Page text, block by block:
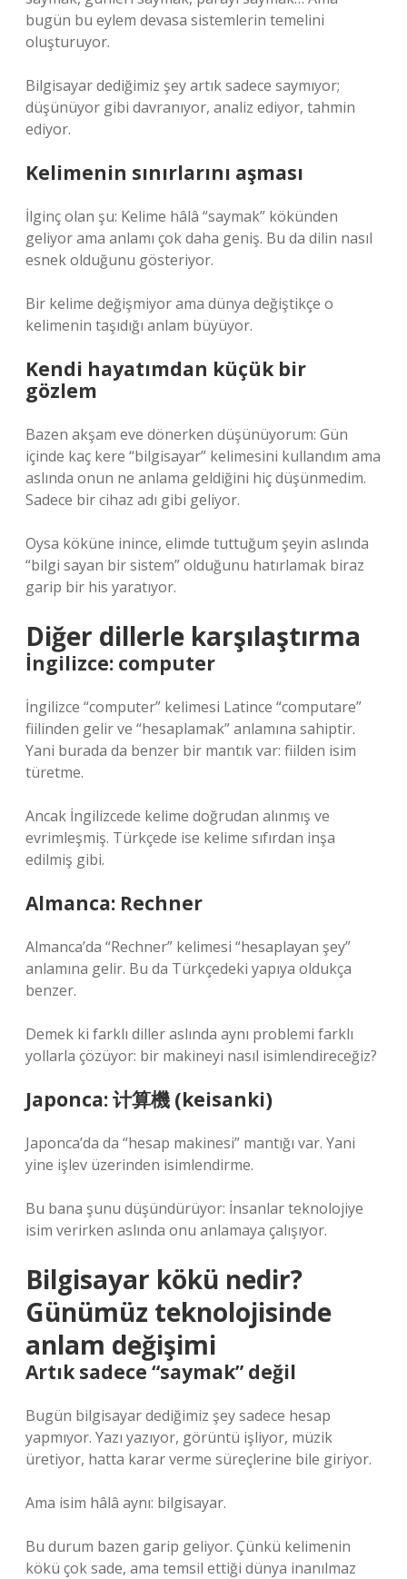
bugün bu eylem devasa sistemlerin temelini
oluşturuyor.
Bilgisayar dediğimiz şey artık sadece saymıyor;
düşünüyor gibi davranıyor, analiz ediyor, tahmin
ediyor.
Kelimenin sınırlarını aşması
İlginç olan şu: Kelime hâlâ “saymak” kökünden
geliyor ama anlamı çok daha geniş. Bu da dilin nasıl
esnek olduğunu gösteriyor.
Bir kelime değişmiyor ama dünya değiştikçe o
kelimenin taşıdığı anlam büyüyor.
Kendi hayatımdan küçük bir
gözlem
Bazen akşam eve dönerken düşünüyorum: Gün
içinde kaç kere “bilgisayar” kelimesini kullandım ama
aslında onun ne anlama geldiğini hiç düşünmedim.
Sadece bir cihaz adı gibi geliyor.
Oysa köküne inince, elimde tuttuğum şeyin aslında
“bilgi sayan bir sistem” olduğunu hatırlamak biraz
garip bir his yaratıyor.
Diğer dillerle karşılaştırma
İngilizce: computer
İngilizce “computer” kelimesi Latince “computare”
fiilinden gelir ve “hesaplamak” anlamına sahiptir.
Yani burada da benzer bir mantık var: fiilden isim
türetme.
Ancak İngilizcede kelime doğrudan alınmış ve
evrimleşmiş. Türkçede ise kelime sıfırdan inşa
edilmiş gibi.
Almanca: Rechner
Almanca’da “Rechner” kelimesi “hesaplayan şey”
anlamına gelir. Bu da Türkçedeki yapıya oldukça
benzer.
Demek ki farklı diller aslında aynı problemi farklı
yollarla çözüyor: bir makineyi nasıl isimlendireceğiz?
Japonca: 计算機 (keisanki)
Japonca’da da “hesap makinesi” mantığı var. Yani
yine işlev üzerinden isimlendirme.
Bu bana şunu düşündürüyor: İnsanlar teknolojiye
isim verirken aslında onu anlamaya çalışıyor.
Bilgisayar kökü nedir?
Günümüz teknolojisinde
anlam değişimi
Artık sadece “saymak” değil
Bugün bilgisayar dediğimiz şey sadece hesap
yapmıyor. Yazı yazıyor, görüntü işliyor, müzik
üretiyor, hatta karar verme süreçlerine bile giriyor.
Ama isim hâlâ aynı: bilgisayar.
Bu durum bazen garip geliyor. Çünkü kelimenin
kökü çok sade, ama temsil ettiği dünya inanılmaz